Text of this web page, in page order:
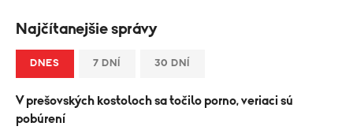
Najčítanejšie správy
DNES 7 DNÍ 30 DNÍ
V prešovských kostoloch sa točilo porno, veriaci sú
pobúrení